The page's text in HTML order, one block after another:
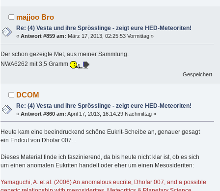
majjoo Bro
Re: (4) Vesta und ihre Sprösslinge - zeigt eure HED-Meteoriten!
«Antwort #859 am: März 17, 2013, 02:25:53 Vormittag »
Der schon gezeigte Met, aus meiner Sammlung.
NWA6262 mit 3,5 Gramm
Gespeichert
DCOM
Re: (4) Vesta und ihre Sprösslinge - zeigt eure HED-Meteoriten!
«Antwort #860 am: April 17, 2013, 16:14:29 Nachmittag »
Heute kam eine beeindruckend schöne Eukrit-Scheibe an, genauer gesagt
ein Endcut von Dhofar 007...
Dieses Material finde ich faszinierend, da bis heute nicht klar ist, ob es sich
um einen anomalen Eukriten handelt oder eher um einen Mesosideriten:
Yamaguchi, A. et al. (2006) An anomalous eucrite, Dhofar 007, and a possible